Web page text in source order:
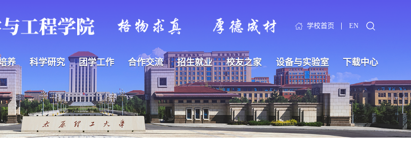
学校首页 EN
养 科学研究 团学工作 合作交流 招生就业 校友之家 设备与实验室 下载中心